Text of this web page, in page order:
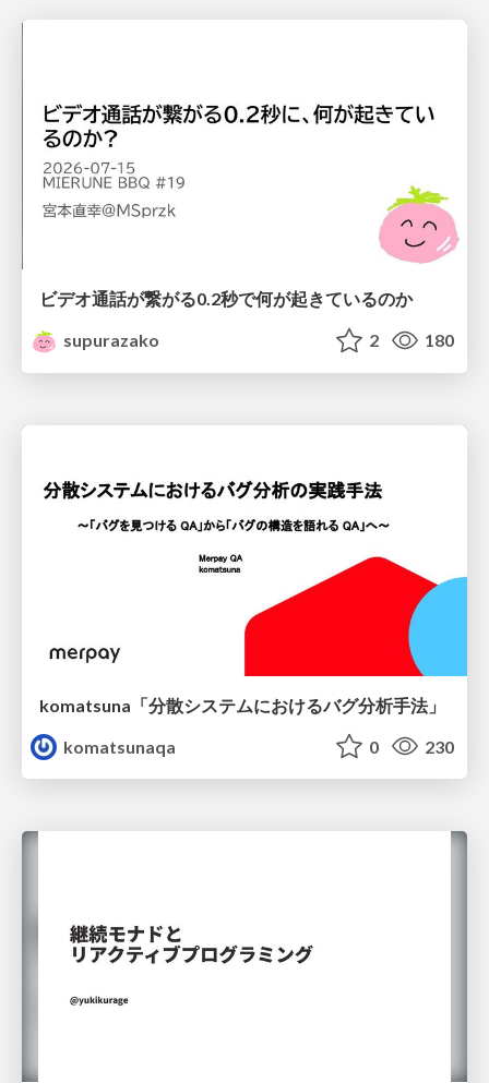
ビデオ通話が繋がる0.2秒で何が起きているのか
supurazako
2 180
komatsuna「分散システムにおけるバグ分析手法」
komatsunaqa
0 230